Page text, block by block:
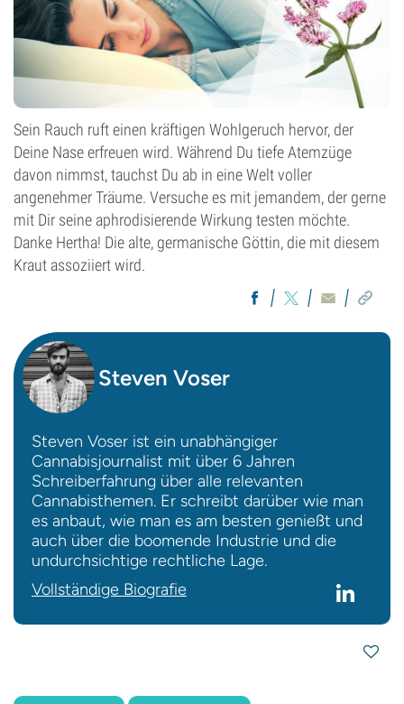
Sein Rauch ruft einen kräftigen Wohlgeruch hervor, der
Deine Nase erfreuen wird. Während Du tiefe Atemzüge
davon nimmst, tauchst Du ab in eine Welt voller
angenehmer Träume. Versuche es mit jemandem, der gerne
mit Dir seine aphrodisierende Wirkung testen möchte.
Danke Hertha! Die alte, germanische Göttin, die mit diesem
Kraut assoziiert wird.
Steven Voser
Steven Voser ist ein unabhängiger
Cannabisjournalist mit über 6 Jahren
Schreiberfahrung über alle relevanten
Cannabisthemen. Er schreibt darüber wie man
es anbaut, wie man es am besten genießt und
auch über die boomende Industrie und die
undurchsichtige rechtliche Lage.
Vollständige Biografie